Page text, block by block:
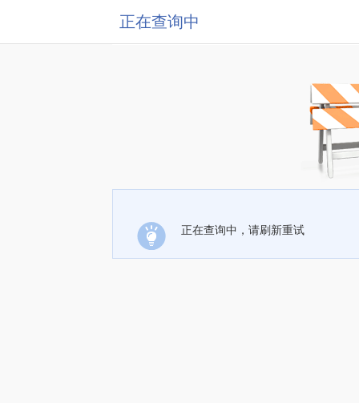
正在查询中
正在查询中，请刷新重试